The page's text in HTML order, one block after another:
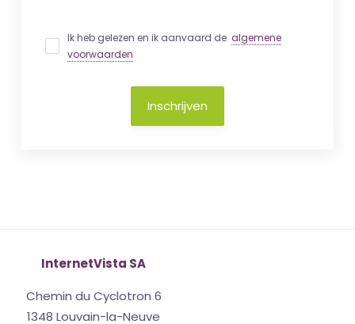
Ik heb gelezen en ik aanvaard de algemene
voorwaarden
Inschrijven
InternetVista SA
Chemin du Cyclotron 6
1348 Louvain-la-Neuve